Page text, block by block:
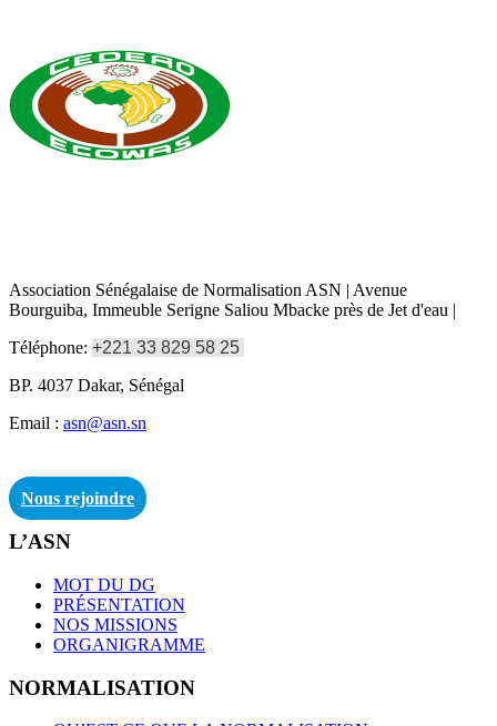
Association Sénégalaise de Normalisation ASN | Avenue
Bourguiba, Immeuble Serigne Saliou Mbacke près de Jet d'eau |
Téléphone: +221 33 829 58 25
BP. 4037 Dakar, Sénégal
Email : asn@asn.sn
Nous rejoindre
L’ASN
MOT DU DG
PRÉSENTATION
NOS MISSIONS
ORGANIGRAMME
NORMALISATION